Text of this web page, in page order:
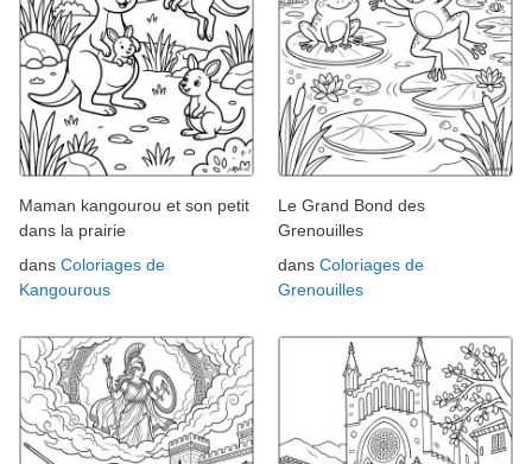
Maman kangourou et son petit
dans la prairie
dans Coloriages de
Kangourous
Le Grand Bond des
Grenouilles
dans Coloriages de
Grenouilles